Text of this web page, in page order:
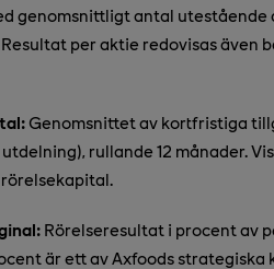
genomsnittligt antal utestående
per aktie redovisas även
Genomsnittet av kortfristiga
rullande 12 månader.
Rörelseresultat i procent av
är ett av Axfoods